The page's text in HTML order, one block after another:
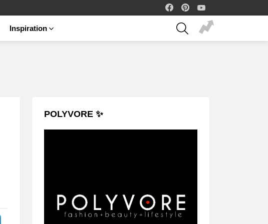
facebook
Inspiration
SEARCH
POLYVORE ✨